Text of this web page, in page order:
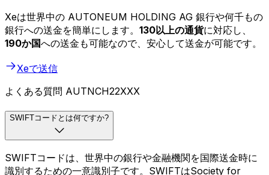
Xeは世界中の AUTONEUM HOLDING AG 銀行や何千もの
銀行への送金を簡単にします。 130以上の通貨に対応し、
190か国への送金も可能なので、安心して送金が可能です。
Xeで送信
よくある質問 AUTNCH22XXX
SWIFTコードとは何ですか?
SWIFTコードは、世界中の銀行や金融機関を国際送金時に
識別するための一意識別子です。SWIFTはSociety for